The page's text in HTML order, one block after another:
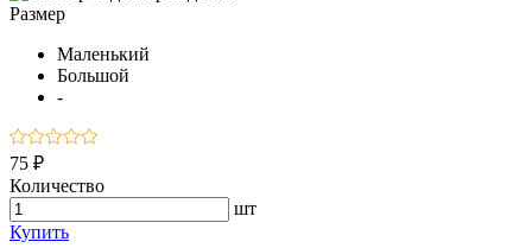
Размер
Маленький
Большой
-
75 ₽
Количество
шт
Купить